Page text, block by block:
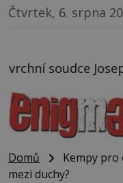
Čtvrtek, 6. srpna
Crater se 6.
Domů
Kempy pro
mezi duchy?